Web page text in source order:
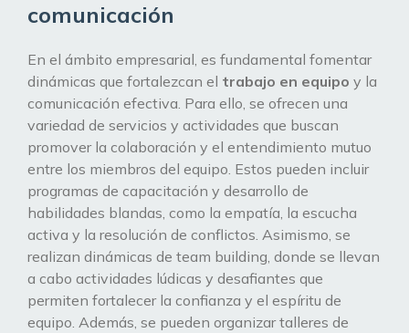
comunicación
En el ámbito empresarial, es fundamental fomentar
dinámicas que fortalezcan el trabajo en equipo y la
comunicación efectiva. Para ello, se ofrecen una
variedad de servicios y actividades que buscan
promover la colaboración y el entendimiento mutuo
entre los miembros del equipo. Estos pueden incluir
programas de capacitación y desarrollo de
habilidades blandas, como la empatía, la escucha
activa y la resolución de conflictos. Asimismo, se
realizan dinámicas de team building, donde se llevan
a cabo actividades lúdicas y desafiantes que
permiten fortalecer la confianza y el espíritu de
equipo. Además, se pueden organizar talleres de